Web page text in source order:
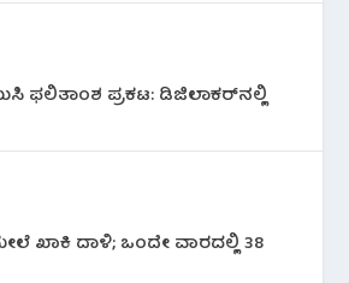
ಫಲಿತಾಂಶ ಪ್ರಕಟ: ಡಿಜಿಲಾಕರ್‌ನಲ್ಲಿ
ಖಾಕಿ ದಾಳಿ; ಒಂದೇ ವಾರದಲ್ಲಿ 38